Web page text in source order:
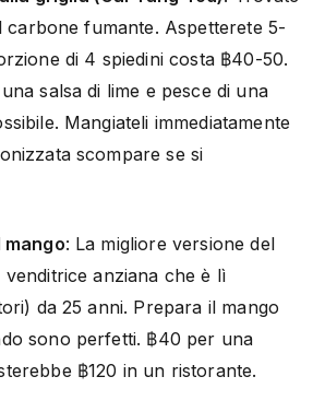
carbone fumante. Aspetterete 5-
di 4 spiedini costa ฿40-50.
salsa di lime e pesce di una
Mangiateli immediatamente
scompare se si
mango: La migliore versione del
anziana che è lì
da 25 anni. Prepara il mango
sono perfetti. ฿40 per una
฿120 in un ristorante.